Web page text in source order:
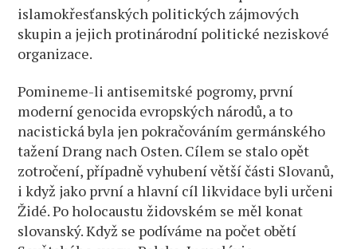
islamokřesťanských politických zájmových
skupin a jejich protinárodní politické neziskové
organizace.
Pomineme-li antisemitské pogromy, první
moderní genocida evropských národů, a to
nacistická byla jen pokračováním germánského
tažení Drang nach Osten. Cílem se stalo opět
zotročení, případně vyhubení větší části Slovanů,
i když jako první a hlavní cíl likvidace byli určeni
Židé. Po holocaustu židovském se měl konat
slovanský. Když se podíváme na počet obětí